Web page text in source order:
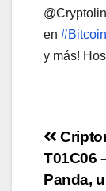
en #Bitcoin
y más!
Post
T01C06
Panda,